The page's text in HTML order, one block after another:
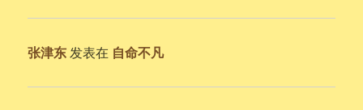
张津东 发表在 自命不凡